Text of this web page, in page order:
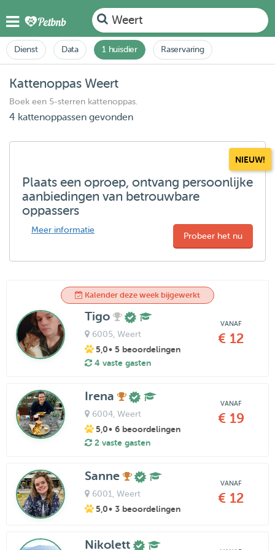
Weert
Dienst Data 1 huisdier Raservaring
Kattenoppas Weert
Boek een 5-sterren kattenoppas.
4 kattenoppassen gevonden
NIEUW!
Plaats een oproep, ontvang persoonlijke
aanbiedingen van betrouwbare
oppassers
Meer informatie
Probeer het nu
Kalender deze week bijgewerkt
Tigo
6005, Weert
5,0• 5 beoordelingen
4 vaste gasten
VANAF
€ 12
Irena
6004, Weert
5,0• 6 beoordelingen
2 vaste gasten
VANAF
€ 19
Sanne
6001 , Weert
5,0• 3 beoordelingen
VANAF
€ 12
Nikolett